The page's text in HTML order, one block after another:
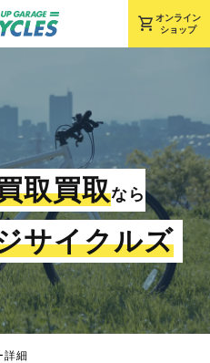
shopping_cart オンライン
ショップ
取買取なら
サイクルズ
詳細